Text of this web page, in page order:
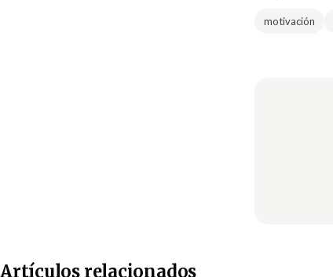
motivación
Artículos relacionados